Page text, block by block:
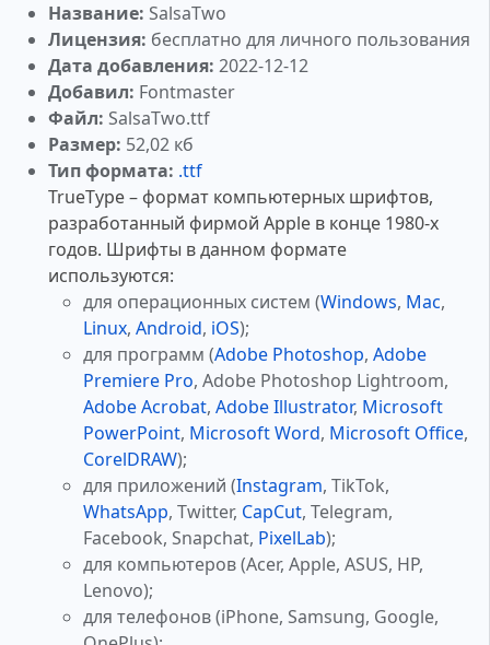
Название: SalsaTwo
Лицензия: бесплатно для личного пользования
Дата добавления: 2022-12-12
Добавил: Fontmaster
Файл: SalsaTwo.ttf
Размер: 52,02 кб
Тип формата: .ttf
TrueType – формат компьютерных шрифтов,
разработанный фирмой Apple в конце 1980-х
годов. Шрифты в данном формате
используются:
для операционных систем (Windows, Mac,
Linux, Android, iOS);
для программ (Adobe Photoshop, Adobe
Premiere Pro, Adobe Photoshop Lightroom,
Adobe Acrobat, Adobe Illustrator, Microsoft
PowerPoint, Microsoft Word, Microsoft Office,
CorelDRAW);
для приложений (Instagram, TikTok,
WhatsApp, Twitter, CapCut, Telegram,
Facebook, Snapchat, PixelLab);
для компьютеров (Acer, Apple, ASUS, HP,
Lenovo);
для телефонов (iPhone, Samsung, Google,